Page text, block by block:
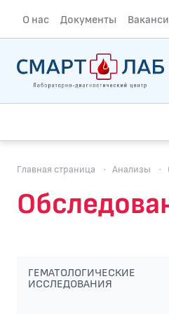
О нас Документы
Главная страница · Анализы ·
ГЕМАТОЛОГИЧЕСКИЕ
ИССЛЕДОВАНИЯ